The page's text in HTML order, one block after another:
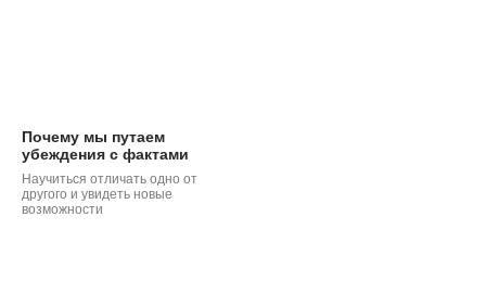
Почему мы путаем
убеждения с фактами
Научиться отличать одно от
другого и увидеть новые
возможности